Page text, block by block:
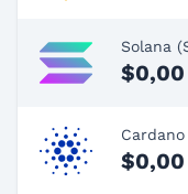
Solana
$0,00
Cardano
$0,00